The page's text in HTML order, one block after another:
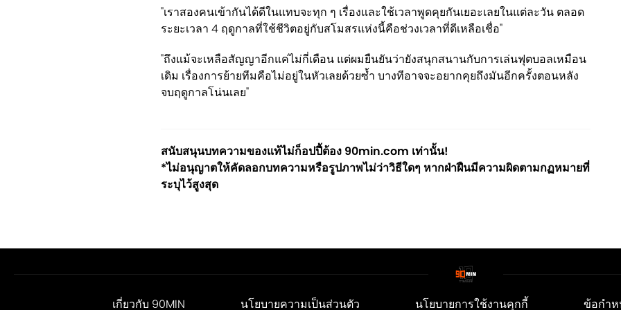
"เราสองคนเข้ากันได้ดีในแทบจะทุก ๆ เรื่องและใช้เวลาพูดคุยกันเยอะเลยในแต่ละวัน ตลอด
ระยะเวลา 4 ฤดูกาลที่ใช้ชีวิตอยู่กับสโมสรแห่งนี้คือช่วงเวลาที่ดีเหลือเชื่อ"
"ถึงแม้จะเหลือสัญญาอีกแค่ไม่กี่เดือน แต่ผมยืนยันว่ายังสนุกสนานกับการเล่นฟุตบอลเหมือน
เดิม เรื่องการย้ายทีมคือไม่อยู่ในหัวเลยด้วยซ้ำ บางทีอาจจะอยากคุยถึงมันอีกครั้งตอนหลัง
จบฤดูกาลโน่นเลย"
สนับสนุนบทความของแท้ไม่ก็อปปี้ต้อง 90min.com เท่านั้น!
*ไม่อนุญาตให้คัดลอกบทความหรือรูปภาพไม่ว่าวิธีใดๆ หากฝ่าฝืนมีความผิดตามกฏหมายที่
ระบุไว้สูงสุด
เกี่ยวกับ 90MIN นโยบายความเป็นส่วนตัว นโยบายการใช้งานคุกกี้ ข้อกำห